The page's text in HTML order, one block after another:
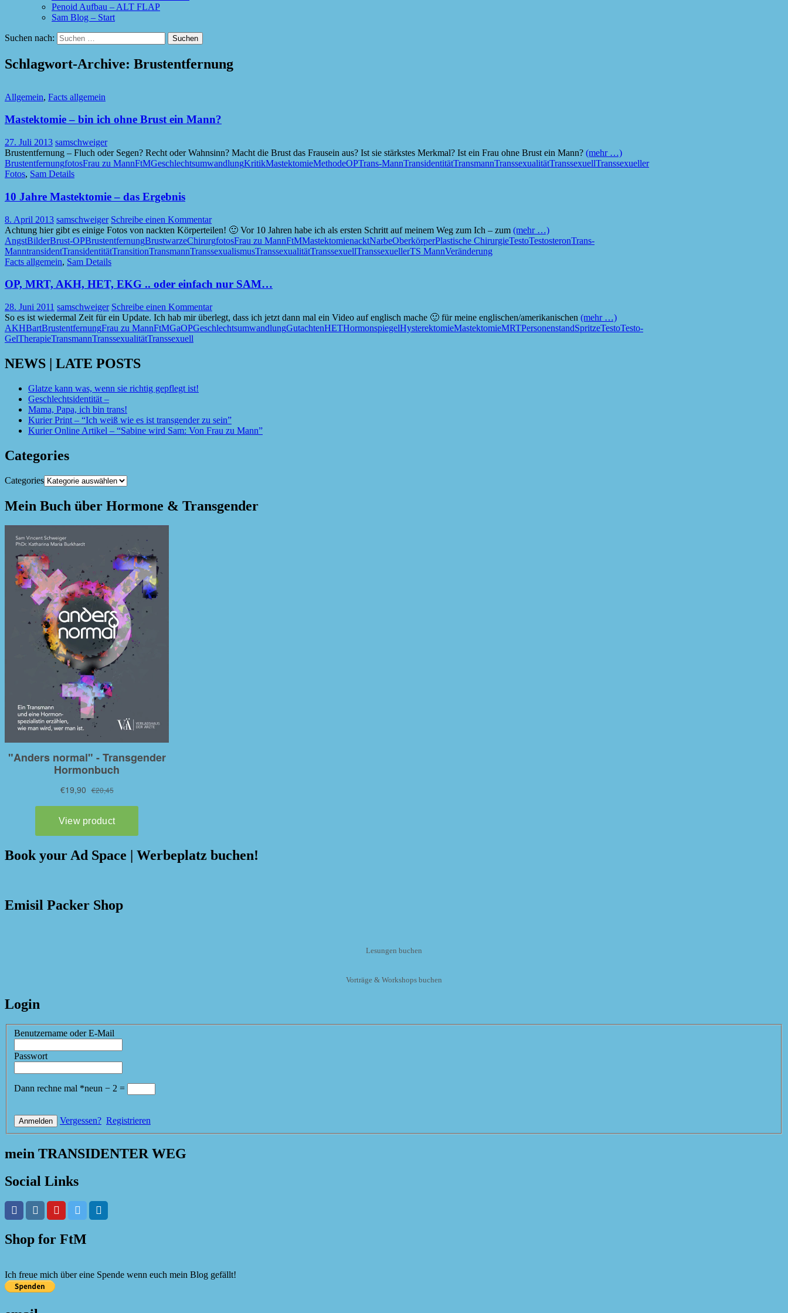
Penoid Aufbau – ALT FLAP
Sam Blog – Start
Suchen nach:
Schlagwort-Archive: Brustentfernung
Allgemein, Facts allgemein
Mastektomie – bin ich ohne Brust ein Mann?
27. Juli 2013 samschweiger
Brustentfernung – Fluch oder Segen? Recht oder Wahnsinn? Macht die Brust das Frausein aus? Ist sie stärkstes Merkmal? Ist ein Frau ohne Brust ein Mann? (mehr …)
BrustentfernungfotosFrau zu MannFtMGeschlechtsumwandlungKritikMastektomieMethodeOPTrans-MannTransidentitätTransmannTranssexualitätTranssexuellTranssexueller
Fotos, Sam Details
10 Jahre Mastektomie – das Ergebnis
8. April 2013 samschweiger Schreibe einen Kommentar
Achtung hier gibt es einige Fotos von nackten Körperteilen! 🙂 Vor 10 Jahren habe ich als ersten Schritt auf meinem Weg zum Ich – zum (mehr …)
AngstBilderBrust-OPBrustentfernungBrustwarzeChirurgfotosFrau zu MannFtMMastektomienacktNarbeOberkörperPlastische ChirurgieTestoTestosteronTrans-
ManntransidentTransidentitätTransitionTransmannTranssexualismusTranssexualitätTranssexuellTranssexuellerTS MannVeränderung
Facts allgemein, Sam Details
OP, MRT, AKH, HET, EKG .. oder einfach nur SAM…
28. Juni 2011 samschweiger Schreibe einen Kommentar
So es ist wiedermal Zeit für ein Update. Ich hab mir überlegt, dass ich jetzt dann mal ein Video auf englisch mache 🙂 für meine englischen/amerikanischen (mehr …)
AKHBartBrustentfernungFrau zu MannFtMGaOPGeschlechtsumwandlungGutachtenHETHormonspiegelHysterektomieMastektomieMRTPersonenstandSpritzeTestoTesto-
GelTherapieTransmannTranssexualitätTranssexuell
NEWS | LATE POSTS
Glatze kann was, wenn sie richtig gepflegt ist!
Geschlechtsidentität –
Mama, Papa, ich bin trans!
Kurier Print – “Ich weiß wie es ist transgender zu sein”
Kurier Online Artikel – “Sabine wird Sam: Von Frau zu Mann”
Categories
Categories
Mein Buch über Hormone & Transgender
Book your Ad Space | Werbeplatz buchen!
Emisil Packer Shop
Lesungen buchen
Vorträge & Workshops buchen
Login
Benutzername oder E-Mail
Passwort
Dann rechne mal *neun − 2 =
Vergessen? Registrieren
mein TRANSIDENTER WEG
Social Links
Shop for FtM
Ich freue mich über eine Spende wenn euch mein Blog gefällt!